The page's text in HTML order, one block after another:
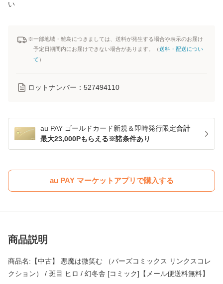
い
※一部地域・離島につきましては、送料が発生する場合や表示のお届け
予定日期間内にお届けできない場合があります。（送料・配送につい
て ）
ロットナンバー： 527494110
au PAY ゴールドカード新規＆即時発行限定合計
最大23,000Pもらえる※諸条件あり
au PAY マーケットアプリで購入する
商品説明
商品名:【中古】 悪魔は微笑む （バーズコミックス リンクスコレ
クション） / 斑目 ヒロ / 幻冬舎 [コミック]【メール便送料無料】